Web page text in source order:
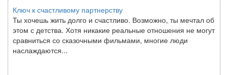
Ключ к счастливому партнерству
Ты хочешь жить долго и счастливо. Возможно, ты мечтал об
этом с детства. Хотя никакие реальные отношения не могут
сравниться со сказочными фильмами, многие люди
наслаждаются...